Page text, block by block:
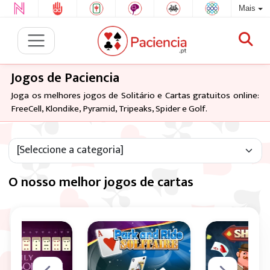
Mais
Jogos de Paciencia
Joga os melhores jogos de Solitário e Cartas gratuitos online:
FreeCell, Klondike, Pyramid, Tripeaks, Spider e Golf.
O nosso melhor jogos de cartas